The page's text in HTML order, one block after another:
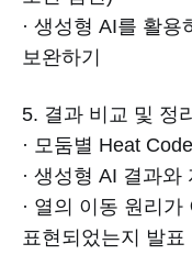
· 생성형 AI를 활
보완하기
5. 결과 비교 및 정
· 모둠별 Heat
· 생성형 AI 결과와
· 열의 이동 원리
표현되었는지 발표